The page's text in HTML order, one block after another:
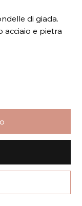
di giada.
acciaio e pietra